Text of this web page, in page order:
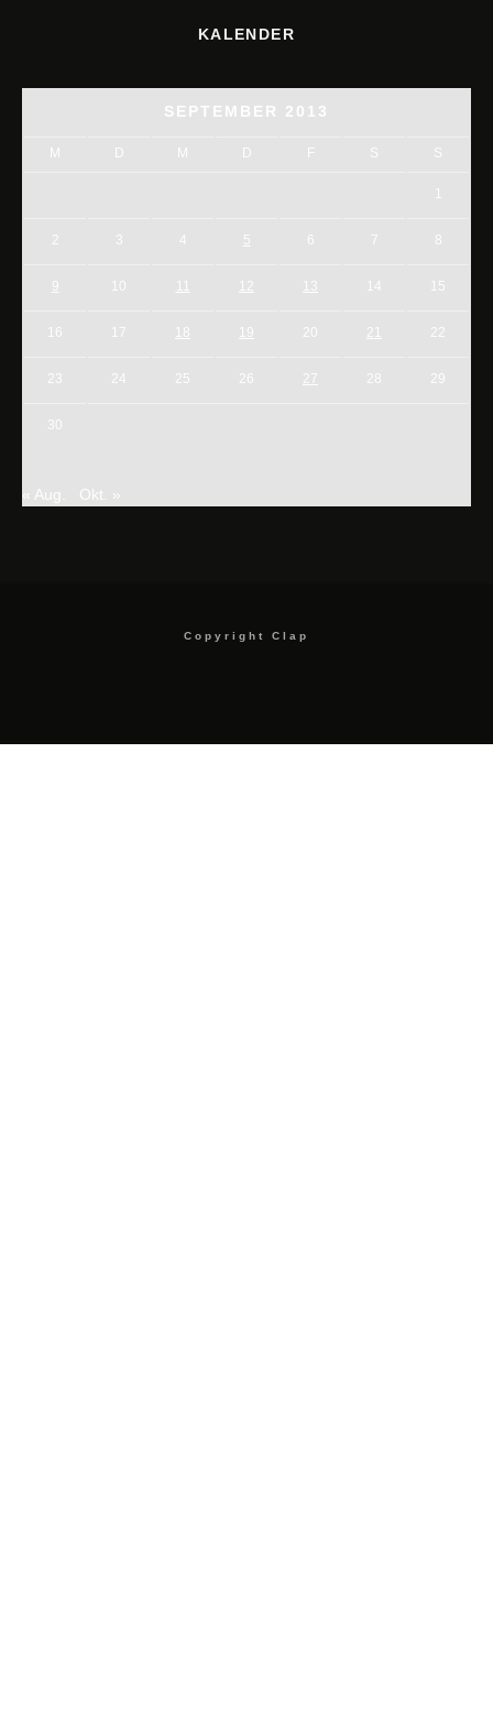
KALENDER
SEPTEMBER 2013
M D M D F S S
1
2 3 5 6 7 8
9 10 11 12 13 14 15
16 17 18 19 20 21 22
23 24 25 26 27 28 29
30
« Aug. Okt. »
Copyright Clap